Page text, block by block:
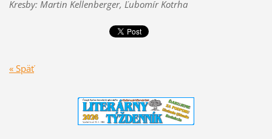
Kresby: Martin Kellenberger, Ľubomír Kotrha
« Späť